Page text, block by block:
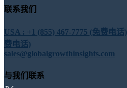
联系我们
USA : +1 (855) 467-7775 (免费电话)
费电话)
sales@globalgrowthinsights.com
与我们联系